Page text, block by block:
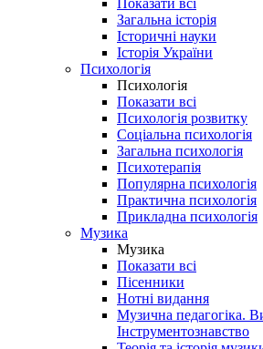
Показати всі
Загальна історія
Історичні науки
Історія України
Психологія
Психологія
Показати всі
Психологія розвитку
Соціальна психологія
Загальна психологія
Психотерапія
Популярна психологія
Практична психологія
Прикладна психологія
Музика
Музика
Показати всі
Пісенники
Нотні видання
Музична педагогіка.
Інструментознавство